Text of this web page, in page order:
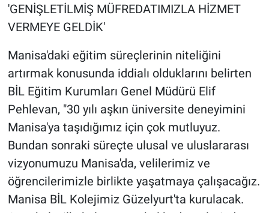
'GENİŞLETİLMİŞ MÜFREDATIMIZLA HİZMET
VERMEYE GELDİK'
Manisa'daki eğitim süreçlerinin niteliğini
artırmak konusunda iddialı olduklarını belirten
BİL Eğitim Kurumları Genel Müdürü Elif
Pehlevan, "30 yılı aşkın üniversite deneyimini
Manisa'ya taşıdığımız için çok mutluyuz.
Bundan sonraki süreçte ulusal ve uluslararası
vizyonumuzu Manisa'da, velilerimiz ve
öğrencilerimizle birlikte yaşatmaya çalışacağız.
Manisa BİL Kolejimiz Güzelyurt'ta kurulacak.